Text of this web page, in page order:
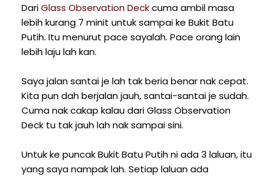
DariGlass Observation Deckcuma ambil masa
lebih kurang 7 minit untuk sampai ke Bukit Batu
Putih. Itu menurut pace sayalah. Pace orang lain
lebih laju lah kan.
Saya jalan santai je lah tak beria benar nak cepat.
Kita pun dah berjalan jauh, santai-santai je sudah.
Cuma nak cakap kalau dari Glass Observation
Deck tu tak jauh lah nak sampai sini.
Untuk ke puncak Bukit Batu Putih ni ada 3 laluan, itu
yang saya nampak lah. Setiap laluan ada